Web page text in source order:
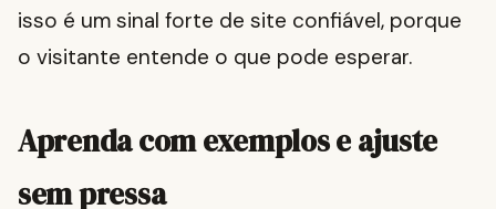
isso é um sinal forte de site confiável, porque
o visitante entende o que pode esperar.
Aprenda com exemplos e ajuste
sem pressa